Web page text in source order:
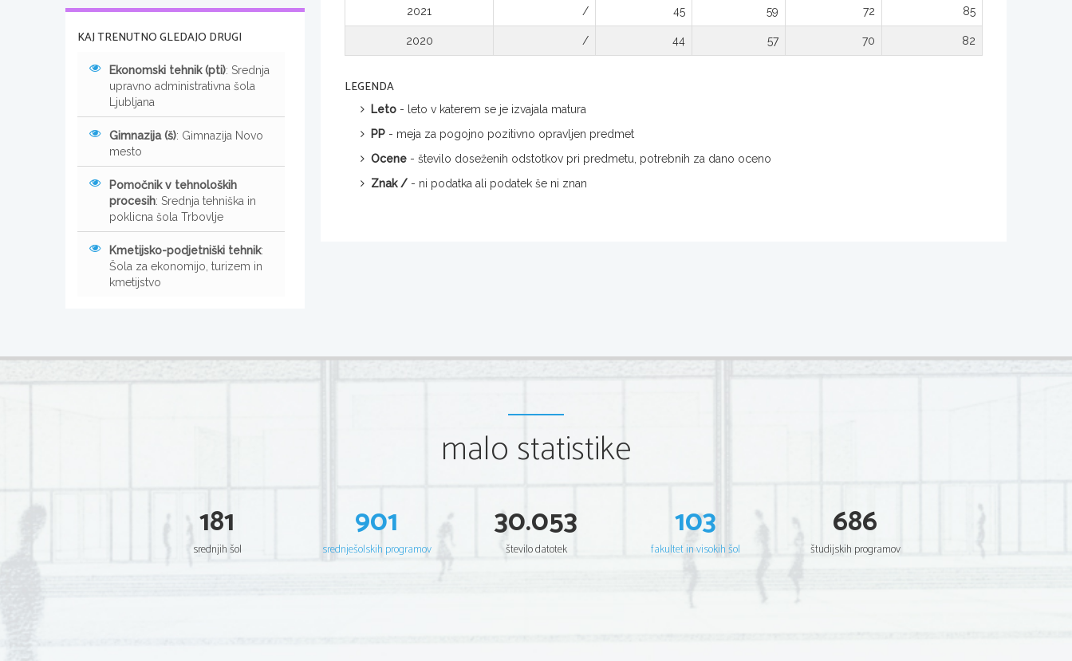
2021 / 45 59 72 85
2020 / 44 57 70 82
LEGENDA
Leto - leto v katerem se je izvajala matura
PP - meja za pogojno pozitivno opravljen predmet
Ocene - število doseženih odstotkov pri predmetu, potrebnih za dano oceno
Znak / - ni podatka ali podatek še ni znan
KAJ TRENUTNO GLEDAJO DRUGI
Ekonomski tehnik (pti): Srednja
upravno administrativna šola
Ljubljana
Gimnazija (š): Gimnazija Novo
mesto
Pomočnik v tehnoloških
procesih: Srednja tehniška in
poklicna šola Trbovlje
Kmetijsko-podjetniški tehnik:
Šola za ekonomijo, turizem in
kmetijstvo
malo statistike
181
srednjih šol
901
srednješolskih programov
30.053
število datotek
103
fakultet in visokih šol
686
študijskih programov